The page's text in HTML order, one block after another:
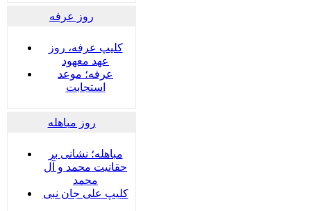
روز عرفه
کلیپ عرفه، روز
عهد معهود
عرفه؛ موعد
استجابت
روز مباهله
مباهله؛ نشانی بر
حقانیت محمد و آل
محمد
کلیپ علی جان نبی